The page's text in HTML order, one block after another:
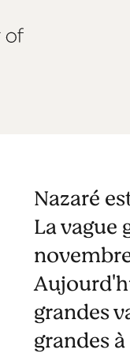
Nazaré
La vague
grandes
grandes